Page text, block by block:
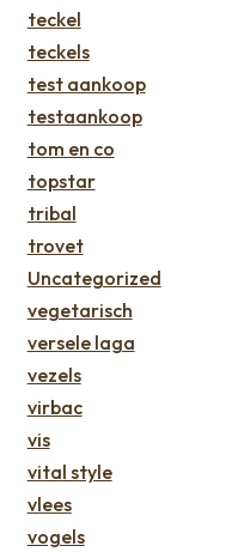
teckel
teckels
test aankoop
testaankoop
tom en co
topstar
tribal
trovet
Uncategorized
vegetarisch
versele laga
vezels
virbac
vis
vital style
vlees
vogels